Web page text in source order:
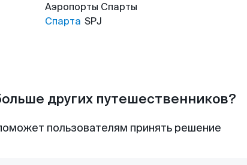
Аэропорты Спарты
Спарта SPJ
других путешественников?
пользователям принять решение